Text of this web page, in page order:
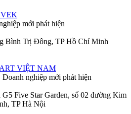
mới phát hiện
Bình Trị Đông, TP Hồ Chí Minh
VIỆT NAM
Doanh nghiệp mới phát hiện
Five Star Garden, số 02 đường Kim
TP Hà Nội